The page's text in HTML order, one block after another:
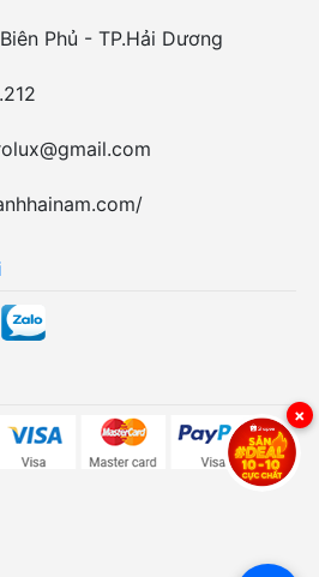
Phủ - TP.Hải Dương
×